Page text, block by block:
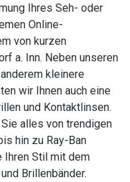
Ihres Seh- oder
Online-
von kurzen
a. Inn. Neben unseren
kleinere
wir Ihnen auch eine
und Kontaktlinsen.
alles von trendigen
hin zu Ray-Ban
Ihren Stil mit dem
Brillenbänder.